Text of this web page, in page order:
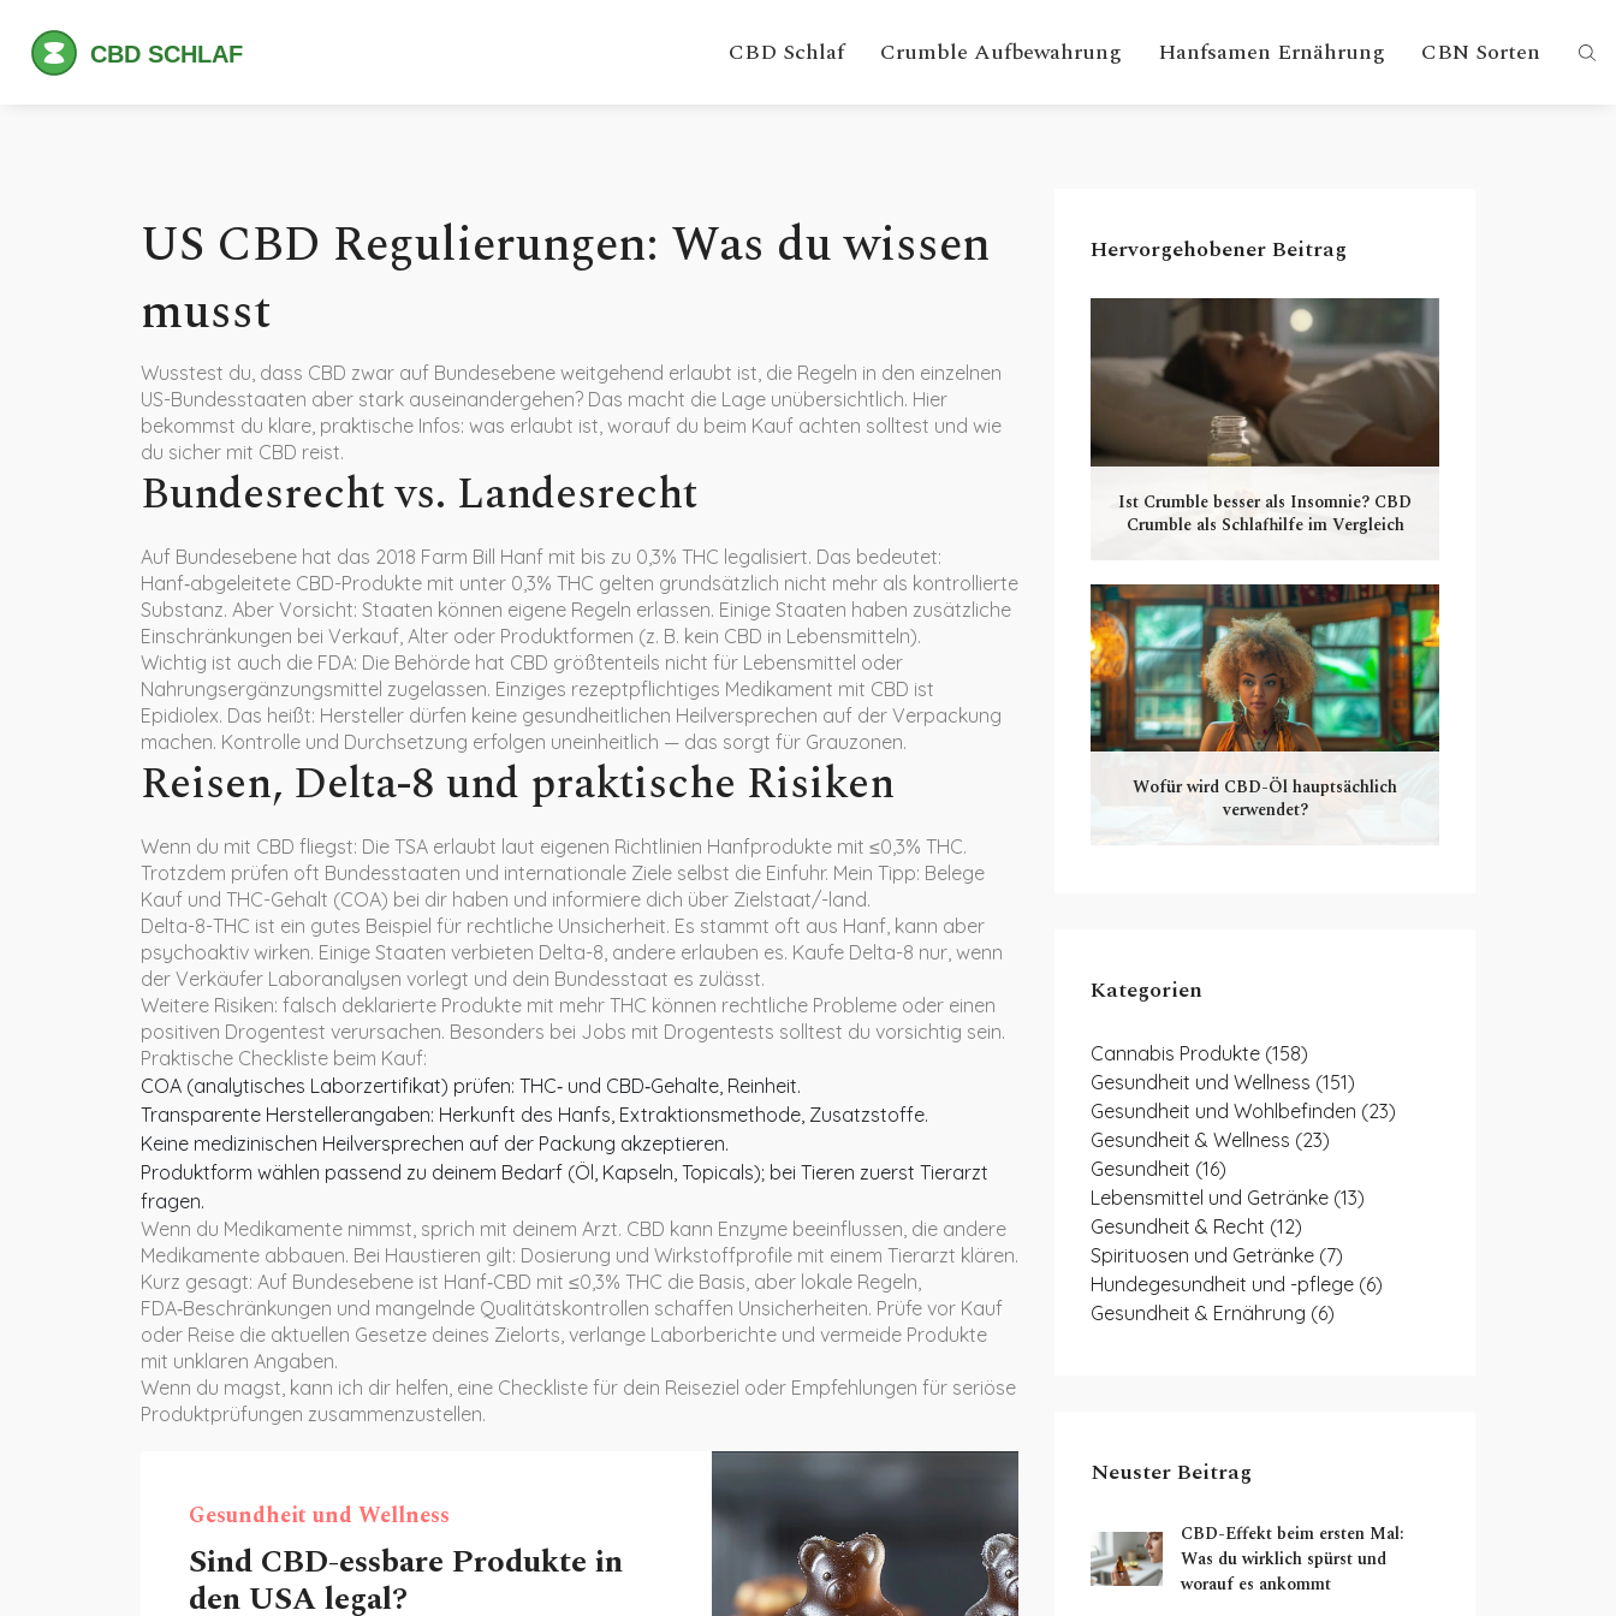
CBD Schlaf Crumble Aufbewahrung Hanfsamen Ernährung CBN Sorten
US CBD Regulierungen: Was du wissen
musst
Wusstest du, dass CBD zwar auf Bundesebene weitgehend erlaubt ist, die Regeln in den einzelnen
US-Bundesstaaten aber stark auseinandergehen? Das macht die Lage unübersichtlich. Hier
bekommst du klare, praktische Infos: was erlaubt ist, worauf du beim Kauf achten solltest und wie
du sicher mit CBD reist.
Bundesrecht vs. Landesrecht
Auf Bundesebene hat das 2018 Farm Bill Hanf mit bis zu 0,3% THC legalisiert. Das bedeutet:
Hanf‑abgeleitete CBD-Produkte mit unter 0,3% THC gelten grundsätzlich nicht mehr als kontrollierte
Substanz. Aber Vorsicht: Staaten können eigene Regeln erlassen. Einige Staaten haben zusätzliche
Einschränkungen bei Verkauf, Alter oder Produktformen (z. B. kein CBD in Lebensmitteln).
Wichtig ist auch die FDA: Die Behörde hat CBD größtenteils nicht für Lebensmittel oder
Nahrungsergänzungsmittel zugelassen. Einziges rezeptpflichtiges Medikament mit CBD ist
Epidiolex. Das heißt: Hersteller dürfen keine gesundheitlichen Heilversprechen auf der Verpackung
machen. Kontrolle und Durchsetzung erfolgen uneinheitlich — das sorgt für Grauzonen.
Reisen, Delta-8 und praktische Risiken
Wenn du mit CBD fliegst: Die TSA erlaubt laut eigenen Richtlinien Hanfprodukte mit ≤0,3% THC.
Trotzdem prüfen oft Bundesstaaten und internationale Ziele selbst die Einfuhr. Mein Tipp: Belege
Kauf und THC-Gehalt (COA) bei dir haben und informiere dich über Zielstaat/-land.
Delta-8-THC ist ein gutes Beispiel für rechtliche Unsicherheit. Es stammt oft aus Hanf, kann aber
psychoaktiv wirken. Einige Staaten verbieten Delta-8, andere erlauben es. Kaufe Delta-8 nur, wenn
der Verkäufer Laboranalysen vorlegt und dein Bundesstaat es zulässt.
Weitere Risiken: falsch deklarierte Produkte mit mehr THC können rechtliche Probleme oder einen
positiven Drogentest verursachen. Besonders bei Jobs mit Drogentests solltest du vorsichtig sein.
Praktische Checkliste beim Kauf:
COA (analytisches Laborzertifikat) prüfen: THC‑ und CBD‑Gehalte, Reinheit.
Transparente Herstellerangaben: Herkunft des Hanfs, Extraktionsmethode, Zusatzstoffe.
Keine medizinischen Heilversprechen auf der Packung akzeptieren.
Produktform wählen passend zu deinem Bedarf (Öl, Kapseln, Topicals); bei Tieren zuerst Tierarzt
fragen.
Wenn du Medikamente nimmst, sprich mit deinem Arzt. CBD kann Enzyme beeinflussen, die andere
Medikamente abbauen. Bei Haustieren gilt: Dosierung und Wirkstoffprofile mit einem Tierarzt klären.
Kurz gesagt: Auf Bundesebene ist Hanf‑CBD mit ≤0,3% THC die Basis, aber lokale Regeln,
FDA‑Beschränkungen und mangelnde Qualitätskontrollen schaffen Unsicherheiten. Prüfe vor Kauf
oder Reise die aktuellen Gesetze deines Zielorts, verlange Laborberichte und vermeide Produkte
mit unklaren Angaben.
Wenn du magst, kann ich dir helfen, eine Checkliste für dein Reiseziel oder Empfehlungen für seriöse
Produktprüfungen zusammenzustellen.
Gesundheit und Wellness
Sind CBD-essbare Produkte in
den USA legal?
Hervorgehobener Beitrag
Ist Crumble besser als Insomnie? CBD
Crumble als Schlafhilfe im Vergleich
Wofür wird CBD-Öl hauptsächlich
verwendet?
Kategorien
Cannabis Produkte (158)
Gesundheit und Wellness (151)
Gesundheit und Wohlbefinden (23)
Gesundheit & Wellness (23)
Gesundheit (16)
Lebensmittel und Getränke (13)
Gesundheit & Recht (12)
Spirituosen und Getränke (7)
Hundegesundheit und -pflege (6)
Gesundheit & Ernährung (6)
Neuster Beitrag
CBD-Effekt beim ersten Mal:
Was du wirklich spürst und
worauf es ankommt